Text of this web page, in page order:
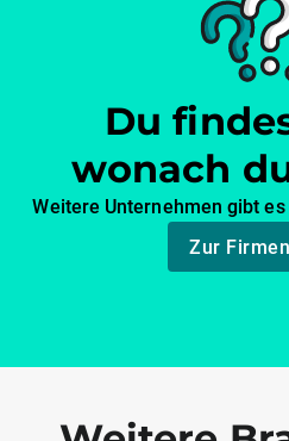
Du
wonach
Weitere Unternehmen gibt
Zur